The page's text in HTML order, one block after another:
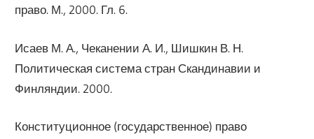
право. М., 2000. Гл. 6.
Исаев М. А., Чеканении А. И., Шишкин В. Н.
Политическая система стран Скандинавии и
Финляндии. 2000.
Конституционное (государственное) право